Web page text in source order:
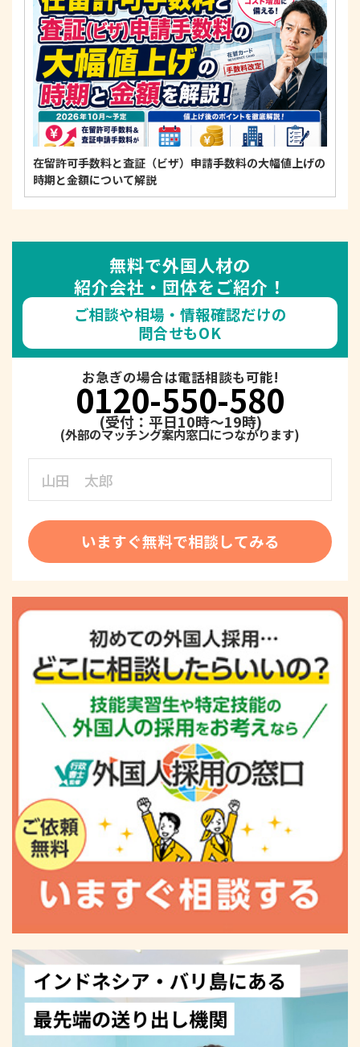
在留許可手数料と査証（ビザ）申請手数料の大幅値上げの
時期と金額について解説
無料で外国人材の
紹介会社・団体をご紹介！
ご相談や相場・情報確認だけの
問合せもOK
お急ぎの場合は電話相談も可能!
0120-550-580
(受付：平日10時～19時)
いますぐ無料で相談してみる